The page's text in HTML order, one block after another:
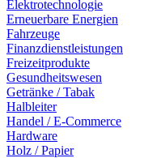
Elektrotechnologie
Erneuerbare Energien
Fahrzeuge
Finanzdienstleistungen
Freizeitprodukte
Gesundheitswesen
Getränke / Tabak
Halbleiter
Handel / E-Commerce
Hardware
Holz / Papier